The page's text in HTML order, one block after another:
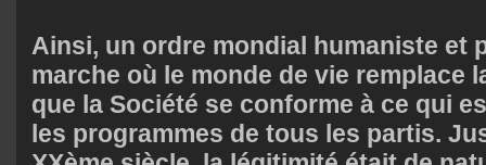
Ainsi, un ordre mondial humaniste et
marche où le monde de vie remplace
que la Société se conforme à ce qui
les programmes de tous les partis.